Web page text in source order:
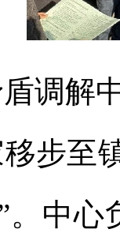
调解
步至
。中